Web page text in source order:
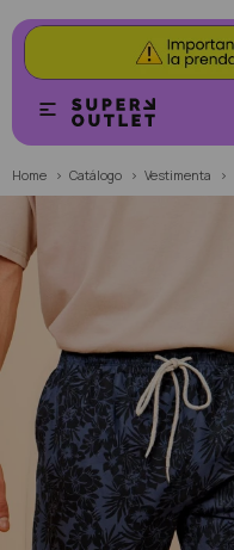

Home Catálogo Vestimenta